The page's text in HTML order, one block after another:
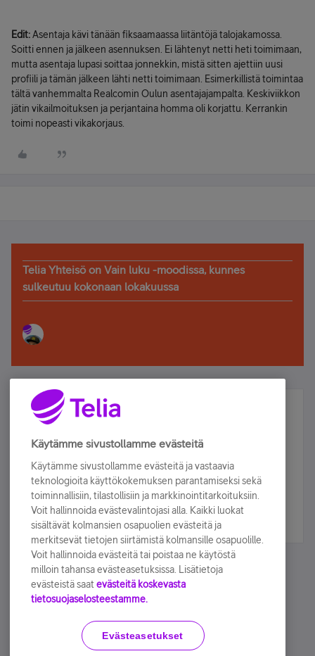
Edit:Asentaja kävi tänään fiksaamaassa liitäntöjä talojakamossa.
Soitti ennen ja jälkeen asennuksen. Ei lähtenyt netti heti toimimaan,
mutta asentaja lupasi soittaa jonnekkin, mistä sitten ajettiin uusi
profiili ja tämän jälkeen lähti netti toimimaan. Esimerkillistä toimintaa
tältä vanhemmalta Realcomin Oulun asentajajampalta. Keskiviikkon
jätin vikailmoituksen ja perjantaina homma oli korjattu. Kerrankin
toimi nopeasti vikakorjaus.
Telia Yhteisö on Vain luku -moodissa, kunnes
sulkeutuu kokonaan lokakuussa
Älä jää paitsi – osallistu ja voita!
Tilaa Telian uutiskirje ja olet mukana arvonnassa.
sähköpostiisi.
Tilaa nyt
Käyttöehdot Accessibility statement
Käytämme sivustollamme evästeitä
Käytämme sivustollamme evästeitä ja vastaavia
teknologioita käyttökokemuksen parantamiseksi sekä
toiminnallisiin, tilastollisiin ja markkinointitarkoituksiin.
Voit hallinnoida evästevalintojasi alla. Kaikki luokat
sisältävät kolmansien osapuolien evästeitä ja
merkitsevät tietojen siirtämistä kolmansille osapuolille.
Voit hallinnoida evästeitä tai poistaa ne käytöstä
milloin tahansa evästeasetuksissa. Lisätietoja
evästeistä saat evästeitä koskevasta
tietosuojaselosteestamme.
Evästeasetukset